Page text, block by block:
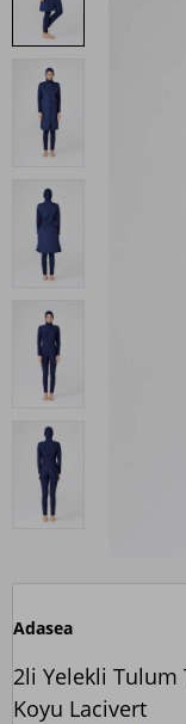
Adasea
2li Yelekli Tulum
Koyu Lacivert